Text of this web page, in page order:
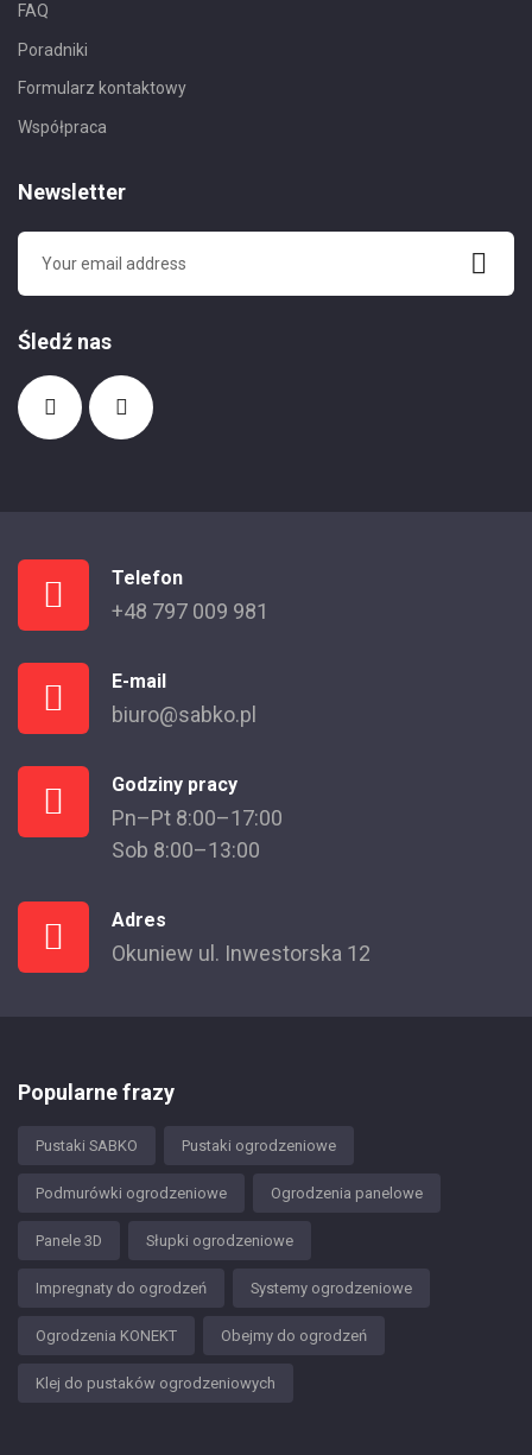
FAQ
Poradniki
Formularz kontaktowy
Współpraca
Newsletter
Śledź nas
Telefon
+48 797 009 981
E-mail
biuro@sabko.pl
Godziny pracy
Pn–Pt 8:00–17:00
Sob 8:00–13:00
Adres
Okuniew ul. Inwestorska 12
Popularne frazy
Pustaki SABKO Pustaki ogrodzeniowe
Podmurówki ogrodzeniowe Ogrodzenia panelowe
Panele 3D Słupki ogrodzeniowe
Impregnaty do ogrodzeń Systemy ogrodzeniowe
Ogrodzenia KONEKT Obejmy do ogrodzeń
Klej do pustaków ogrodzeniowych